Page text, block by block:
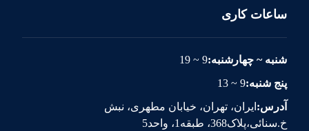
ساعات کاری
شنبه ~ چهارشنبه:9 ~ 19
پنج شنبه:9 ~ 13
آدرس: ایران، تهران، خیابان مطهری، نبش
خ.سنائی،پلاک368، طبقه1، واحد5